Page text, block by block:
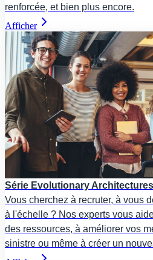
renforcée, et bien plus encore.
Afficher
Série Evolutionary
Vous cherchez à recruter, à vous
à l'échelle ? Nos experts vous
des ressources, à améliorer vos
sinistre ou même à créer un